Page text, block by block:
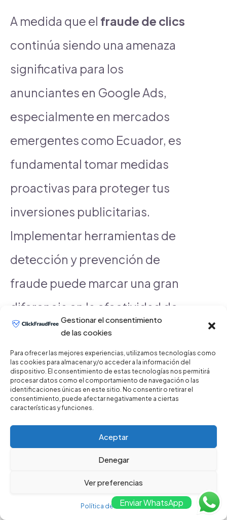
Gestionar el consentimiento
de las cookies
Para ofrecer las mejores experiencias, utilizamos tecnologías como
las cookies para almacenar y/o acceder a la información del
dispositivo. El consentimiento de estas tecnologías nos permitirá
procesar datos como el comportamiento de navegación o las
identificaciones únicas en este sitio. No consentir o retirar el
consentimiento, puede afectar negativamente a ciertas
características y funciones.
Aceptar
Denegar
Ver preferencias
Política de Privacidad
A medida que el fraude de clics
continúa siendo una amenaza
significativa para los
anunciantes en Google Ads,
especialmente en mercados
emergentes como Ecuador, es
fundamental tomar medidas
proactivas para proteger tus
inversiones publicitarias.
Implementar herramientas de
detección y prevención de
fraude puede marcar una gran
diferencia en la efectividad de
tus campañas. Al enfocarte en
las mejores prácticas y utilizar
soluciones avanzadas, puedes
minimizar las pérdidas y
maximizar el retorno de la
inversión.
En ClickFraudFree, ofrecemos
soluciones integrales para
Enviar WhatsApp